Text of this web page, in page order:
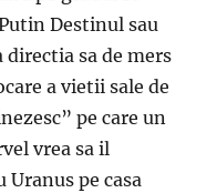
Destinul sau
sa de mers
a vietii sale de
pe care un
vrea sa il
Uranus pe casa